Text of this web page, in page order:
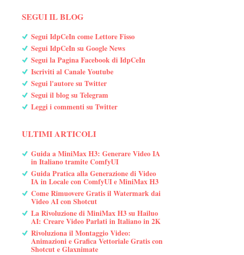
SEGUI IL BLOG
Segui IdpCeIn come Lettore Fisso
Segui IdpCeIn su Google News
Segui la Pagina Facebook di IdpCeIn
Iscriviti al Canale Youtube
Segui l'autore su Twitter
Segui il blog su Telegram
Leggi i commenti su Twitter
ULTIMI ARTICOLI
Guida a MiniMax H3: Generare Video IA
in Italiano tramite ComfyUI
Guida Pratica alla Generazione di Video
IA in Locale con ComfyUI e MiniMax H3
Come Rimuovere Gratis il Watermark dai
Video AI con Shotcut
La Rivoluzione di MiniMax H3 su Hailuo
AI: Creare Video Parlati in Italiano in 2K
Rivoluziona il Montaggio Video:
Animazioni e Grafica Vettoriale Gratis con
Shotcut e Glaxnimate